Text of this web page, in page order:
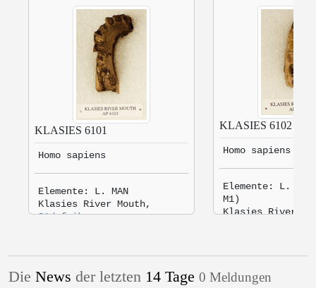
KLASIES 6101
Homo sapiens
Elemente: L. MAN
Klasies River Mouth,
Südafrika
KLASIES 6102
Homo sapiens
Elemente: L.
M1)
Klasies River
Die News der letzten 14 Tage 0 Meldungen